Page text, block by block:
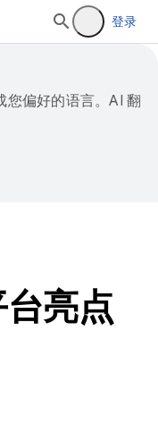
登录
偏好的语言。AI 翻
亮点